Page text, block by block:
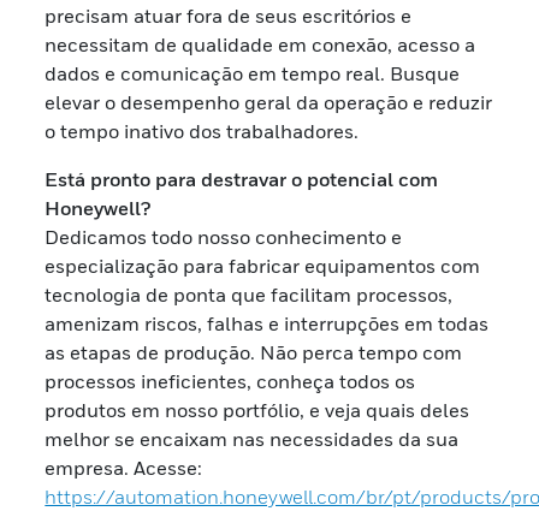
precisam atuar fora de seus escritórios e
necessitam de qualidade em conexão, acesso a
dados e comunicação em tempo real. Busque
elevar o desempenho geral da operação e reduzir
o tempo inativo dos trabalhadores.
Está pronto para destravar o potencial com
Honeywell?
Dedicamos todo nosso conhecimento e
especialização para fabricar equipamentos com
tecnologia de ponta que facilitam processos,
amenizam riscos, falhas e interrupções em todas
as etapas de produção. Não perca tempo com
processos ineficientes, conheça todos os
produtos em nosso portfólio, e veja quais deles
melhor se encaixam nas necessidades da sua
empresa. Acesse:
https://automation.honeywell.com/br/pt/products/